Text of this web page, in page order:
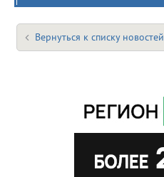
Вернуться к списку новостей